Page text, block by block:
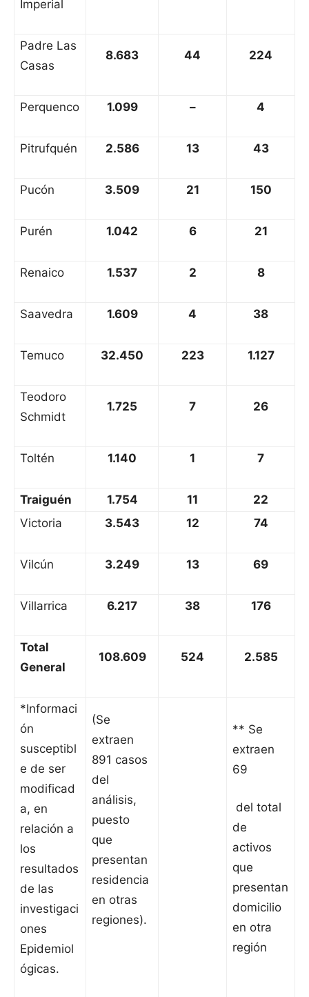
Imperial
Padre Las
Casas
8.683 44 224
Perquenco 1.099 – 4
Pitrufquén 2.586 13 43
Pucón 3.509 21 150
Purén 1.042 6 21
Renaico 1.537 2 8
Saavedra 1.609 4 38
Temuco 32.450 223 1.127
Teodoro
Schmidt
1.725 7 26
Toltén 1.140 1 7
Traiguén 1.754 11
22
Victoria
3.543 12 74
Vilcún 3.249 13 69
Villarrica 6.217 38 176
Total
General
108.609 524 2.585
*Informaci
ón
susceptibl
e de ser
modificad
a, en
relación a
los
resultados
de las
investigaci
ones
Epidemiol
ógicas.
(Se
extraen
891 casos
del
análisis,
puesto
que
presentan
residencia
en otras
regiones).
** Se
extraen
69
del total
de
activos
que
presentan
domicilio
en otra
región